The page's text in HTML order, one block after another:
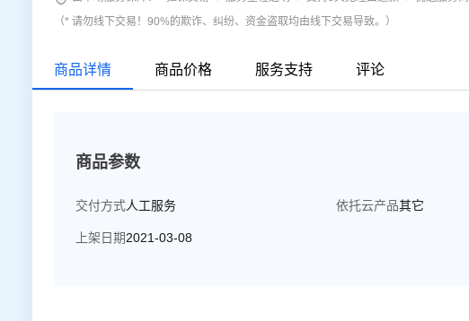
（* 请勿线下交易！90%的欺诈、纠纷、资金盗取均由线下交易导致。）
商品详情 商品价格 服务支持 评论
商品参数
交付方式人工服务 依托云产品其它
上架日期2021-03-08